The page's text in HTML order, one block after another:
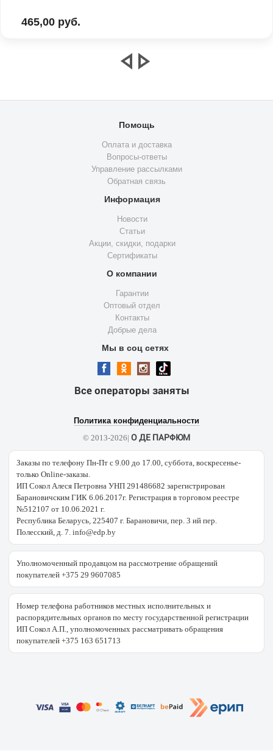
465,00 руб.
Помощь
Оплата и доставка
Вопросы-ответы
Управление рассылками
Обратная связь
Информация
Новости
Статьи
Акции, скидки, подарки
Сертификаты
О компании
Гарантии
Оптовый отдел
Контакты
Добрые дела
Мы в соц сетях
Все операторы заняты
Политика конфиденциальности
© 2013-2026| О ДЕ ПАРФЮМ
Заказы по телефону Пн-Пт с 9.00 до 17.00, суббота, воскресенье-
только Online-заказы.
ИП Сокол Алеся Петровна УНП 291486682 зарегистрирован
Барановичским ГИК 6.06.2017г. Регистрация в торговом реестре
№512107 от 10.06.2021 г.
Республика Беларусь, 225407 г. Барановичи, пер. 3 ий пер.
Полесский, д. 7. info@edp.by
Уполномоченный продавцом на рассмотрение обращений
покупателей +375 29 9607085
Номер телефона работников местных исполнительных и
распорядительных органов по месту государственной регистрации
ИП Сокол А.П., уполномоченных рассматривать обращения
покупателей +375 163 651713